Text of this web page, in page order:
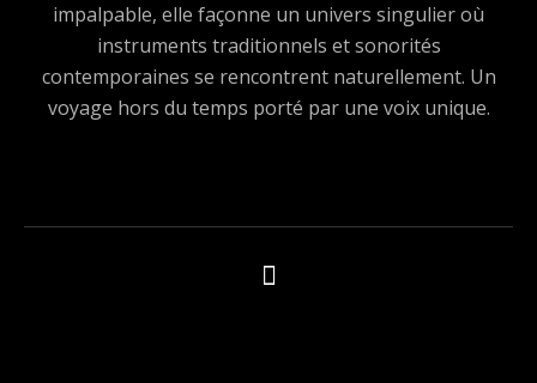
impalpable, elle façonne un univers singulier où
instruments traditionnels et sonorités
contemporaines se rencontrent naturellement. Un
voyage hors du temps porté par une voix unique.
Boutons des médias sociaux
Tous les produits